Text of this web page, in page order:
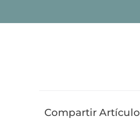
Compartir Artículo